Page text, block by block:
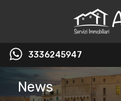
3336245947
News